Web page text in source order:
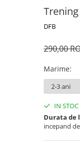
DFB
290,00
Marime:
IN STOC
Durata de
incepand